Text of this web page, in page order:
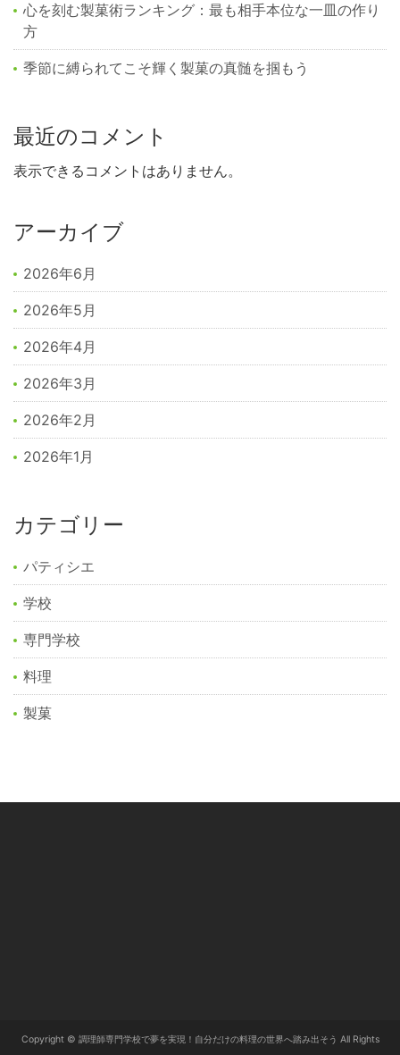
心を刻む製菓術ランキング：最も相手本位な一皿の作り
方
季節に縛られてこそ輝く製菓の真髄を掴もう
最近のコメント
表示できるコメントはありません。
アーカイブ
2026年6月
2026年5月
2026年4月
2026年3月
2026年2月
2026年1月
カテゴリー
パティシエ
学校
専門学校
料理
製菓
Copyright © 調理師専門学校で夢を実現！自分だけの料理の世界へ踏み出そう All Rights